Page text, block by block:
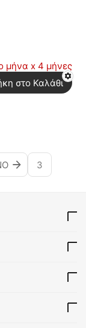
μήνα x 4 μήνες
στο Καλάθι
3